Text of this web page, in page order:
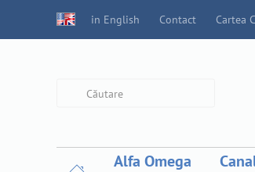
in English Contact Cartea
Alfa Omega